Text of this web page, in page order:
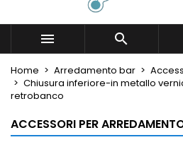
 
Home Arredamento bar
Chiusura inferiore-in metallo
retrobanco
ACCESSORI PER